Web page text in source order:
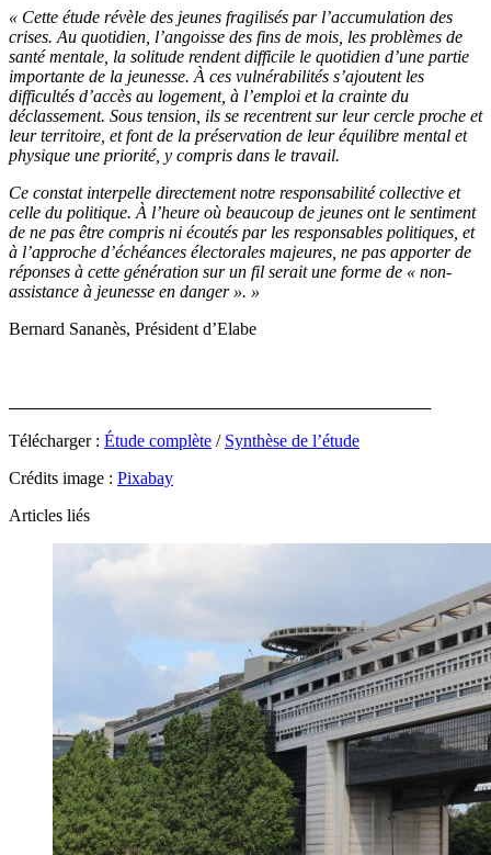
« Cette étude révèle des jeunes fragilisés par l’accumulation des
crises. Au quotidien, l’angoisse des fins de mois, les problèmes de
santé mentale, la solitude rendent difficile le quotidien d’une partie
importante de la jeunesse. À ces vulnérabilités s’ajoutent les
difficultés d’accès au logement, à l’emploi et la crainte du
déclassement. Sous tension, ils se recentrent sur leur cercle proche et
leur territoire, et font de la préservation de leur équilibre mental et
physique une priorité, y compris dans le travail.
Ce constat interpelle directement notre responsabilité collective et
celle du politique. À l’heure où beaucoup de jeunes ont le sentiment
de ne pas être compris ni écoutés par les responsables politiques, et
à l’approche d’échéances électorales majeures, ne pas apporter de
réponses à cette génération sur un fil serait une forme de « non-
assistance à jeunesse en danger ». »
Bernard Sananès, Président d’Elabe
Télécharger : Étude complète / Synthèse de l’étude
Crédits image : Pixabay
Articles liés